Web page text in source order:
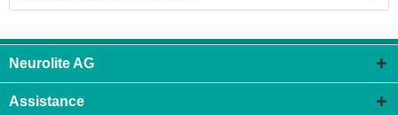
Neurolite AG
Assistance